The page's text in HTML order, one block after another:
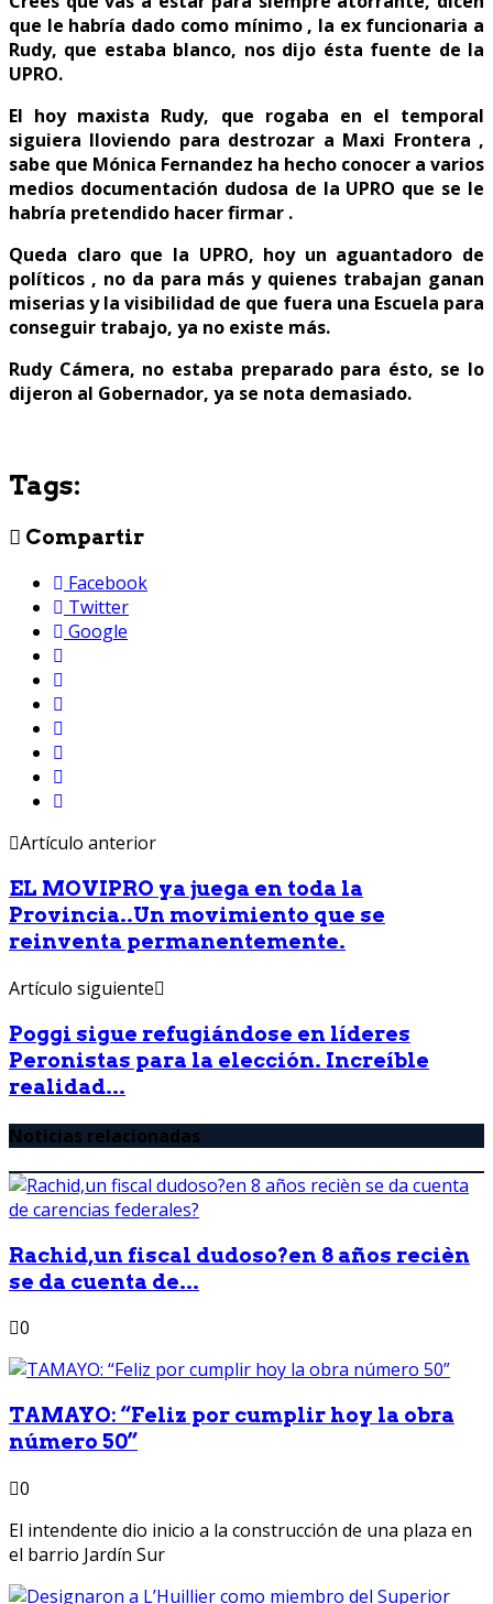
que le habría dado como mínimo , la ex funcionaria a
Rudy, que estaba blanco, nos dijo ésta fuente de la
UPRO.
El hoy maxista Rudy, que rogaba en el temporal
siguiera lloviendo para destrozar a Maxi Frontera ,
sabe que Mónica Fernandez ha hecho conocer a varios
medios documentación dudosa de la UPRO que se le
habría pretendido hacer firmar .
Queda claro que la UPRO, hoy un aguantadoro de
políticos , no da para más y quienes trabajan ganan
miserias y la visibilidad de que fuera una Escuela para
conseguir trabajo, ya no existe más.
Rudy Cámera, no estaba preparado para ésto, se lo
dijeron al Gobernador, ya se nota demasiado.
Tags:
Compartir
Facebook
Twitter
Google
Artículo anterior
EL MOVIPRO ya juega en toda la
Provincia..Un movimiento que se
reinventa permanentemente.
Artículo siguiente
Poggi sigue refugiándose en líderes
Peronistas para la elección. Increíble
realidad...
Noticias relacionadas
Rachid,un fiscal dudoso?en 8 años recièn
se da cuenta de...
0
TAMAYO: “Feliz por cumplir hoy la obra
número 50”
0
El intendente dio inicio a la construcción de una plaza en
el barrio Jardín Sur